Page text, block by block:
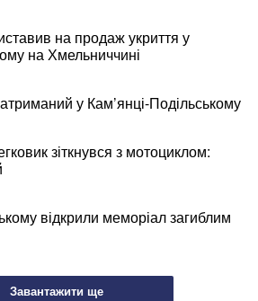
на продаж укриття у
на Хмельниччині
у Кам’янці-Подільському
зіткнувся з мотоциклом:
відкрили меморіал загиблим
Завантажити ще